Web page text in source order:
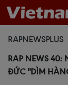
RAPNEWSPLUS
RAP NEWS
ĐỨC "DÌM